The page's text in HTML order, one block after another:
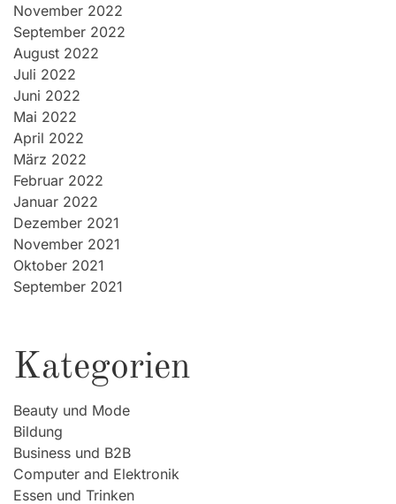
November 2022
September 2022
August 2022
Juli 2022
Juni 2022
Mai 2022
April 2022
März 2022
Februar 2022
Januar 2022
Dezember 2021
November 2021
Oktober 2021
September 2021
Kategorien
Beauty und Mode
Bildung
Business und B2B
Computer and Elektronik
Essen und Trinken